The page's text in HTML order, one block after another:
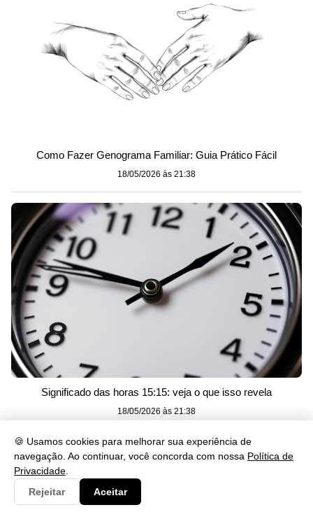
🍪 Usamos cookies para melhorar sua experiência de
navegação. Ao continuar, você concorda com nossa Política de
Privacidade
Rejeitar
Aceitar
Como Fazer Genograma Familiar: Guia Prático Fácil
18/05/2026 às 21:38
Significado das horas 15:15: veja o que isso revela
18/05/2026 às 21:38